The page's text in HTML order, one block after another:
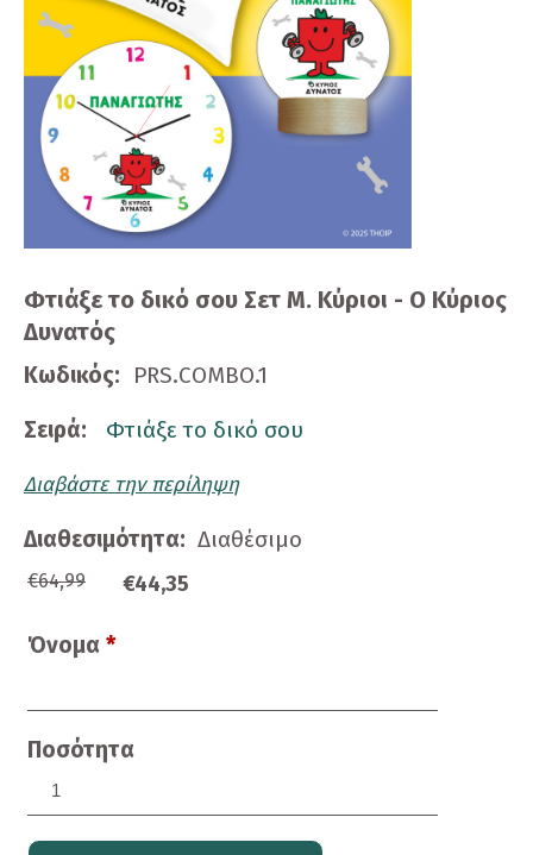
Φτιάξε το δικό σου Σετ Μ. Κύριοι - Ο Κύριος
Δυνατός
Κωδικός:
PRS.COMBO.1
Σειρά:
Φτιάξε το δικό σου
Διαβάστε την περίληψη
Διαθεσιμότητα: Διαθέσιμο
€64,99 €44,35
Όνομα *
Ποσότητα